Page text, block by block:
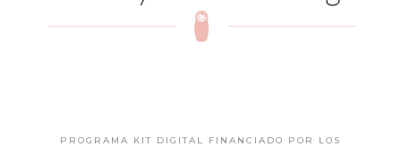
PROGRAMA KIT DIGITAL FINANCIADO POR LOS